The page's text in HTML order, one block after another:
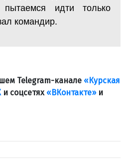
идти только
командир.
Telegram-канале «Курская
и соцсетях «ВКонтакте»и